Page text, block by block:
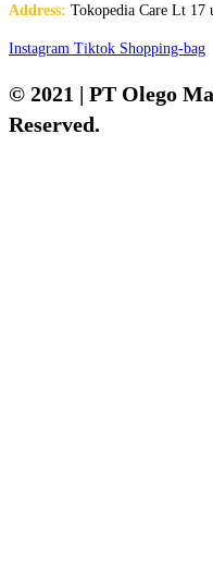
Address: Tokopedia Care Lt 17
Instagram Tiktok Shopping-bag
© 2021 | PT Olego
Reserved.